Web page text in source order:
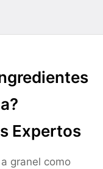
Expertos
granel como